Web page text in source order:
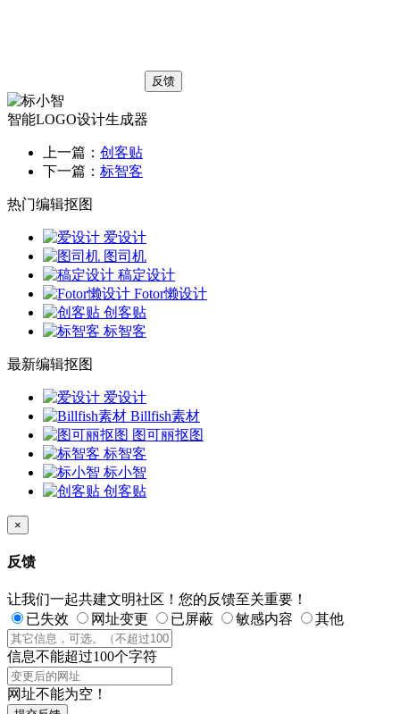
反馈
智能LOGO设计生成器
上一篇： 创客贴
下一篇： 标智客
热门编辑抠图
爱设计
图司机
稿定设计
Fotor懒设计
创客贴
标智客
最新编辑抠图
爱设计
Billfish素材
图可丽抠图
标智客
标小智
创客贴
×
反馈
让我们一起共建文明社区！您的反馈至关重要！
已失效
网址变更 已屏蔽 敏感内容 其他
信息不能超过100个字符
网址不能为空！